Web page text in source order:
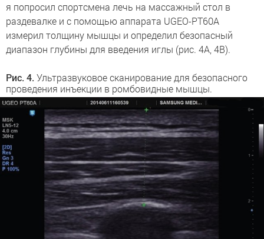
я попросил спортсмена лечь на массажный стол в
раздевалке и с помощью аппарата UGEO-PT60A
измерил толщину мышцы и определил безопасный
диапазон глубины для введения иглы (рис. 4A, 4B).
Рис. 4. Ультразвуковое сканирование для безопасного
проведения инъекции в ромбовидные мышцы.